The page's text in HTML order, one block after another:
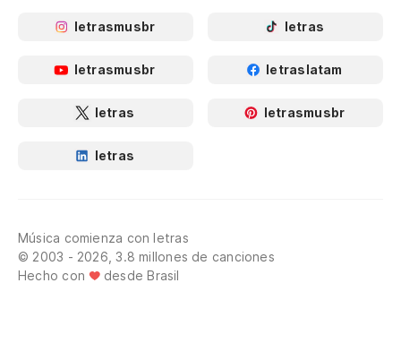
letrasmusbr letras
letrasmusbr letraslatam
letras letrasmusbr
letras
Música comienza con letras
© 2003 - 2026, 3.8 millones de canciones
Hecho con
desde Brasil